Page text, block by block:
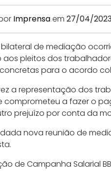
Imprensaem 27/04/
de mediação
aos pleitos dos
para o acordo
a representação dos
comprometeu a fazer o
prejuízo por conta da
nova reunião de
de Campanha Salarial